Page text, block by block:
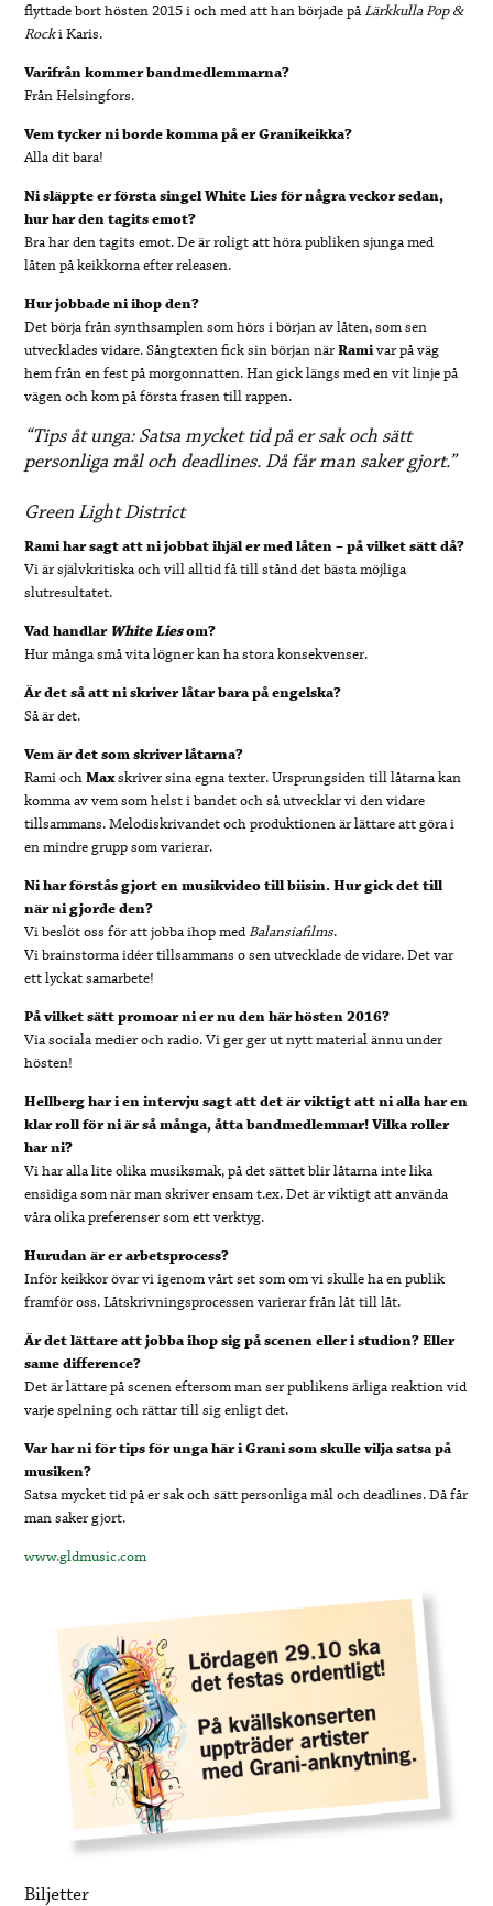
flyttade bort hösten 2015 i och med att han började påLärkkulla Pop &
Rocki Karis.
Varifrån kommer bandmedlemmarna?
Från Helsingfors.
Vem tycker ni borde komma på er Granikeikka?
Alla dit bara!
Ni släppte er första singel White Lies för några veckor sedan,
hur har den tagits emot?
Bra har den tagits emot. De är roligt att höra publiken sjunga med
låten på keikkorna efter releasen.
Hur jobbade ni ihop den?
Det börja från synthsamplen som hörs i början av låten, som sen
utvecklades vidare. Sångtexten fick sin början närRamivar på väg
hem från en fest på morgonnatten. Han gick längs med en vit linje på
vägen och kom på första frasen till rappen.
“Tips åt unga: Satsa mycket tid på er sak och sätt
personliga mål och deadlines. Då får man saker gjort.”
Green Light District
Rami har sagt att ni jobbat ihjäl er med låten – på vilket sätt då?
Vi är självkritiska och vill alltid få till stånd det bästa möjliga
slutresultatet.
Vad handlar White Liesom?
Hur många små vita lögner kan ha stora konsekvenser.
Är det så att ni skriver låtar bara på engelska?
Så är det.
Vem är det som skriver låtarna?
Rami ochMaxskriver sina egna texter. Ursprungsiden till låtarna kan
komma av vem som helst i bandet och så utvecklar vi den vidare
tillsammans. Melodiskrivandet och produktionen är lättare att göra i
en mindre grupp som varierar.
Ni har förstås gjort en musikvideo till biisin. Hur gick det till
när ni gjorde den?
Vi beslöt oss för att jobba ihop medBalansiafilms.
Vi brainstorma idéer tillsammans o sen utvecklade de vidare. Det var
ett lyckat samarbete!
På vilket sätt promoar ni er nu den här hösten 2016?
Via sociala medier och radio. Vi ger ger ut nytt material ännu under
hösten!
Hellberg har i en intervju sagt att det är viktigt att ni alla har en
klar roll för ni är så många, åtta bandmedlemmar! Vilka roller
har ni?
Vi har alla lite olika musiksmak, på det sättet blir låtarna inte lika
ensidiga som när man skriver ensam t.ex. Det är viktigt att använda
våra olika preferenser som ett verktyg.
Hurudan är er arbetsprocess?
Inför keikkor övar vi igenom vårt set som om vi skulle ha en publik
framför oss. Låtskrivningsprocessen varierar från låt till låt.
Är det lättare att jobba ihop sig på scenen eller i studion? Eller
same difference?
Det är lättare på scenen eftersom man ser publikens ärliga reaktion vid
varje spelning och rättar till sig enligt det.
Var har ni för tips för unga här i Grani som skulle vilja satsa på
musiken?
Satsa mycket tid på er sak och sätt personliga mål och deadlines. Då får
man saker gjort.
www.gldmusic.com
Biljetter